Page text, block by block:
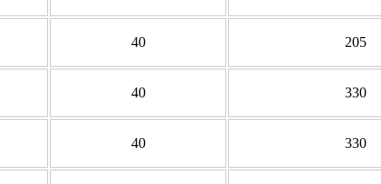
40 205
40 330
40 330